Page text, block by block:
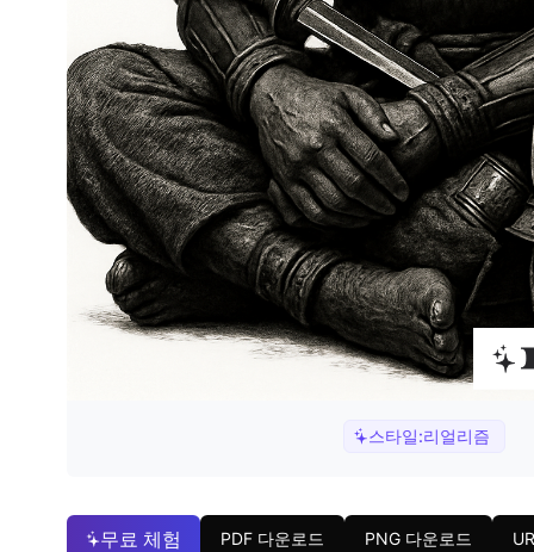
스타일:리얼리즘
무료 체험 PDF 다운로드 PNG 다운로드